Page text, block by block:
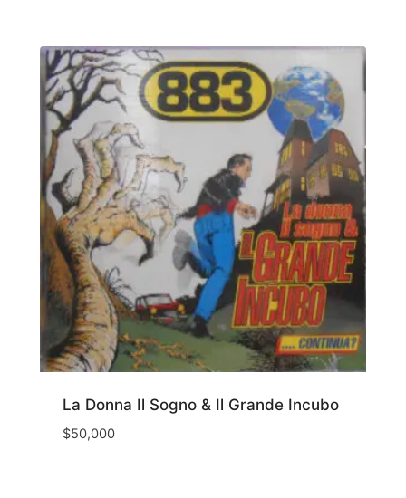
La Donna Il Sogno & Il Grande Incubo
$50,000